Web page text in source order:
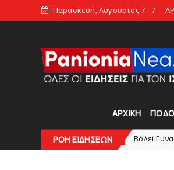
Παρασκευή, Αύγουστος 7
ΑΡΧΙΚΗ
ΡΟΗ ΕΙΔΗΣΕΩΝ
slide Bόλεϊ Γυναικών: